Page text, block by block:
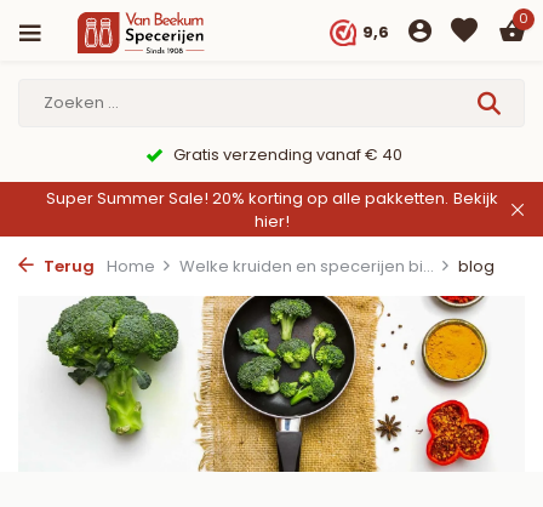
9,6
0
9,6/10 Webwinkelkeur ✔
Super Summer Sale! 20% korting op alle pakketten. Bekijk
hier!
Terug
Home Welke kruiden en specerijen bi... blog